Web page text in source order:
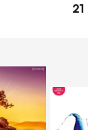
21